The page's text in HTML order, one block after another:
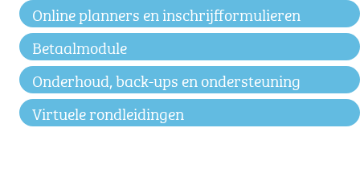
Online planners en inschrijfformulieren
Betaalmodule
Onderhoud, back-ups en ondersteuning
Virtuele rondleidingen